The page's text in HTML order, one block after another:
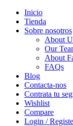
Inicio
Tienda
Sobre nosotros
About
Our
About
FAQs
Blog
Contacta-nos
Contrata tu
Wishlist
Compare
Login /